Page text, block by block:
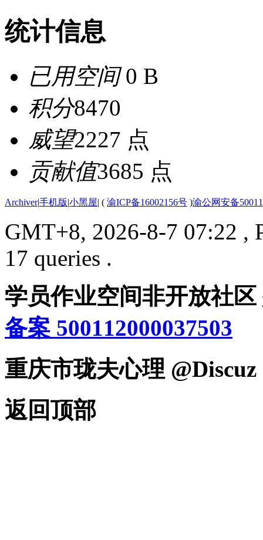
统计信息
已用空间0 B
积分8470
威望2227 点
贡献值3685 点
Archiver|手机版|小黑屋| ( 渝ICP备16002156号 )渝公网安备
GMT+8, 2026-8-7 07:22 ,
17 queries .
学员作业空间非开放社区
备案 500112000037503
重庆市珑夫心理
返回顶部